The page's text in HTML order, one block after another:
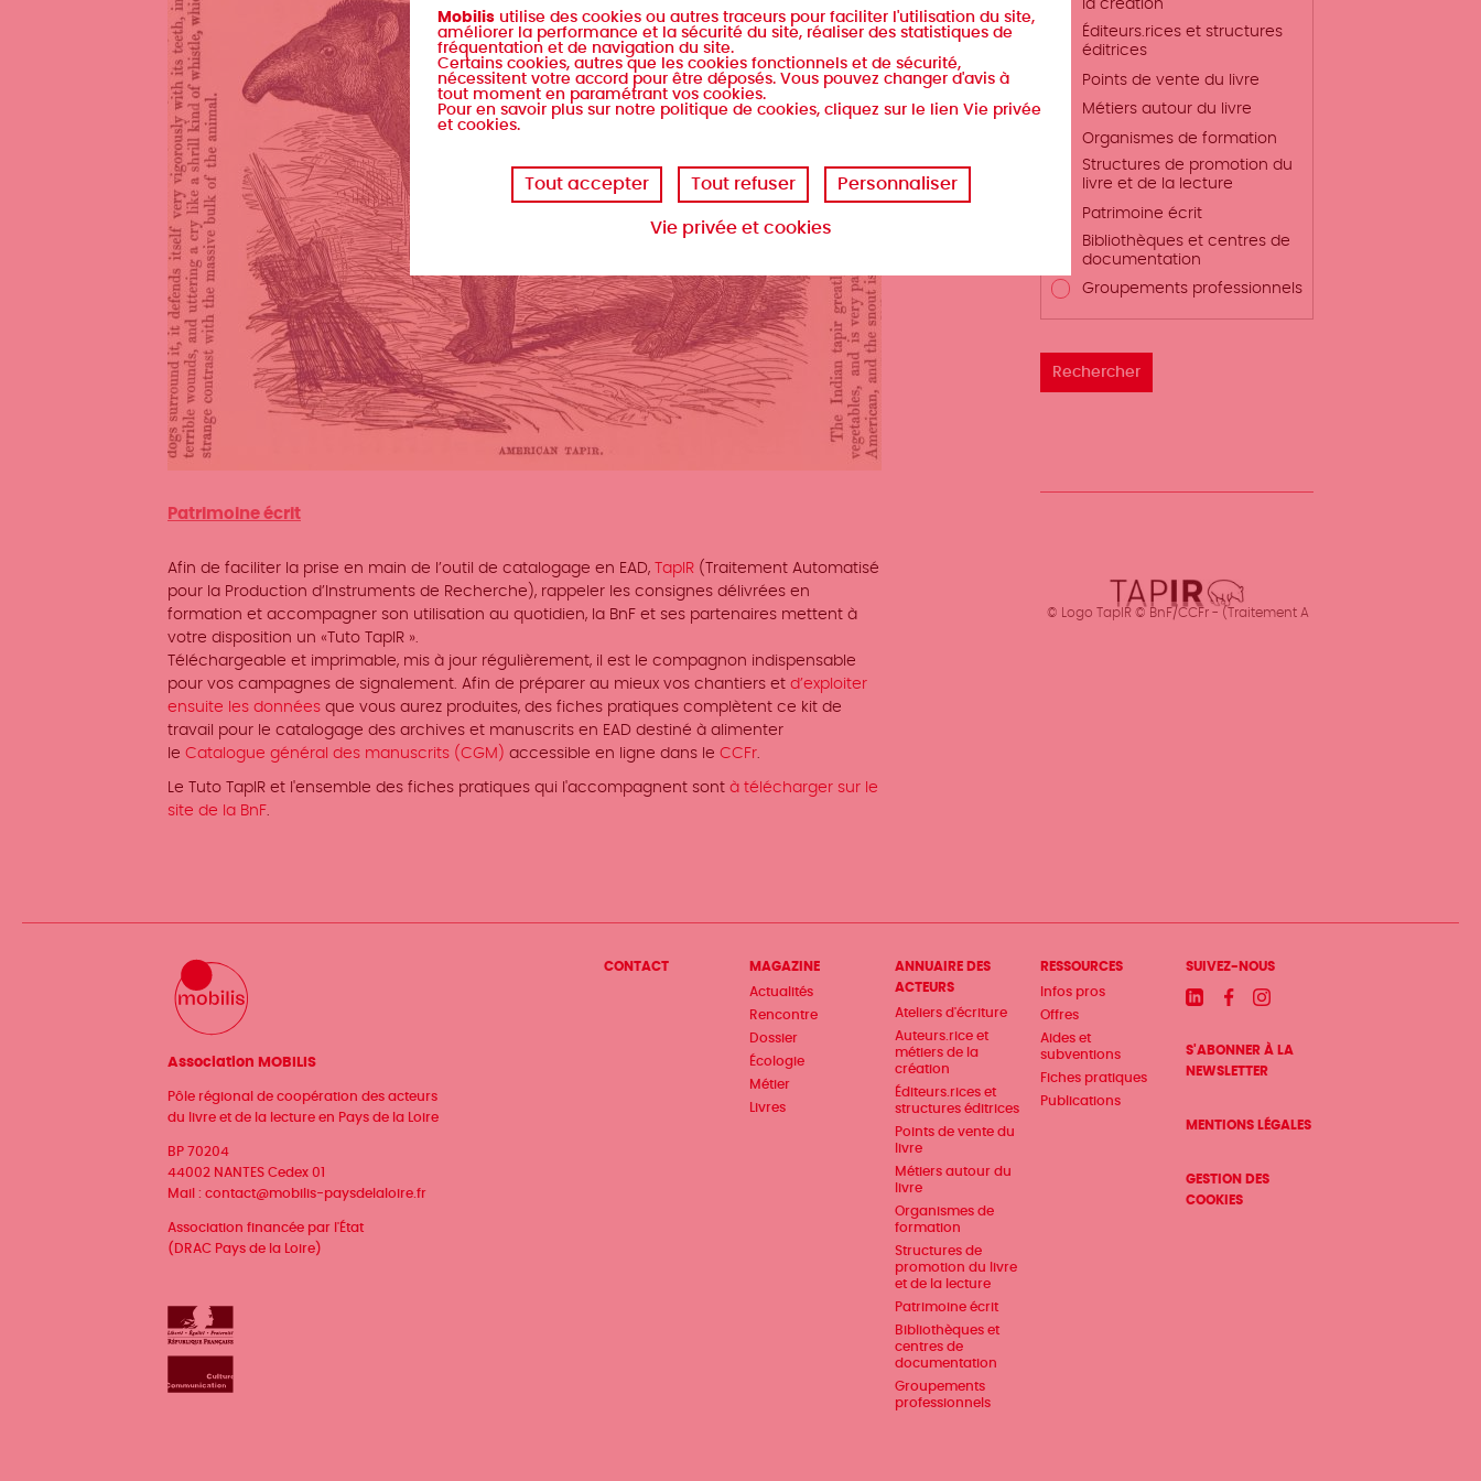
la création
Éditeurs.rices et structures
éditrices
Points de vente du livre
Métiers autour du livre
Organismes de formation
Structures de promotion du
livre et de la lecture
Patrimoine écrit
Bibliothèques et centres de
documentation
Groupements professionnels
Patrimoine écrit
Afin de faciliter la prise en main de l’outil de catalogage en EAD, TapIR (Traitement Automatisé
pour la Production d’Instruments de Recherche), rappeler les consignes délivrées en
formation et accompagner son utilisation au quotidien, la BnF et ses partenaires mettent à
votre disposition un «Tuto TapIR ».
Téléchargeable et imprimable, mis à jour régulièrement, il est le compagnon indispensable
pour vos campagnes de signalement. Afin de préparer au mieux vos chantiers et d’exploiter
ensuite les données que vous aurez produites, des fiches pratiques complètent ce kit de
travail pour le catalogage des archives et manuscrits en EAD destiné à alimenter
le Catalogue général des manuscrits (CGM) accessible en ligne dans le CCFr.
Le Tuto TapIR et l'ensemble des fiches pratiques qui l'accompagnent sont à télécharger sur le
site de la BnF.
© Logo TapIR © BnF/CCFr - (Traitement A
Association MOBILIS
Pôle régional de coopération des acteurs
du livre et de la lecture en Pays de la Loire
BP 70204
44002 NANTES Cedex 01
Mail : contact@mobilis-paysdelaloire.fr
Association financée par l'État
(DRAC Pays de la Loire)
Menu
CONTACT
MAGAZINE
Actualités
Rencontre
Dossier
Écologie
Métier
Livres
ANNUAIRE DES
ACTEURS
Ateliers d'écriture
Auteurs.rice et
métiers de la
création
Éditeurs.rices et
structures éditrices
Points de vente du
livre
Métiers autour du
livre
Organismes de
formation
Structures de
promotion du livre
et de la lecture
Patrimoine écrit
Bibliothèques et
centres de
documentation
Groupements
professionnels
RESSOURCES
Infos pros
Offres
Aides et
subventions
Fiches pratiques
Publications
SUIVEZ-NOUS
LinkedinFacebookInstagram
S'ABONNER À LA
NEWSLETTER
MENTIONS LÉGALES
GESTION DES
COOKIES
Mobilis utilise des cookies ou autres traceurs pour faciliter l'utilisation du site,
améliorer la performance et la sécurité du site, réaliser des statistiques de
fréquentation et de navigation du site.
Certains cookies, autres que les cookies fonctionnels et de sécurité,
nécessitent votre accord pour être déposés. Vous pouvez changer d'avis à
tout moment en paramétrant vos cookies.
Pour en savoir plus sur notre politique de cookies, cliquez sur le lien Vie privée
et cookies.
Tout accepter Tout refuser Personnaliser
Vie privée et cookies